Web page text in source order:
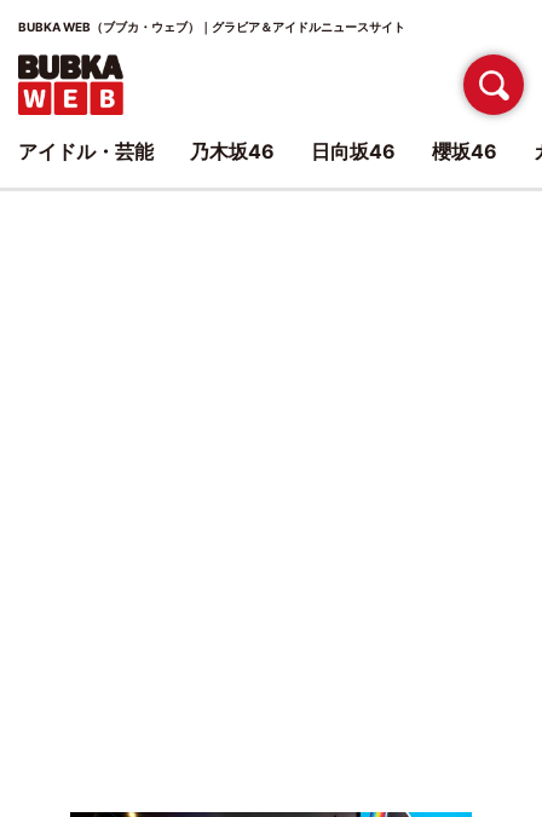
BUBKA WEB（ブブカ・ウェブ）｜グラビア＆アイドルニュースサイト
アイドル・芸能 乃木坂46 日向坂46 櫻坂46